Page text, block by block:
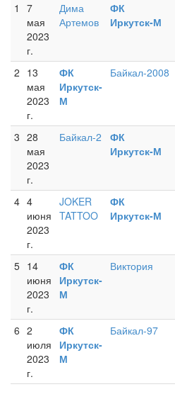
1
7
мая
2023
г.
Дима
Артемов
ФК
Иркутск-М
2 13
мая
2023
г.
ФК
Иркутск-
М
Байкал-2008
3 28
мая
2023
г.
Байкал-2
ФК
Иркутск-М
4 4
июня
2023
г.
JOKER
TATTOO
ФК
Иркутск-М
5 14
июня
2023
г.
ФК
Иркутск-
М
Виктория
6 2
июля
2023
г.
ФК
Иркутск-
М
Байкал-97